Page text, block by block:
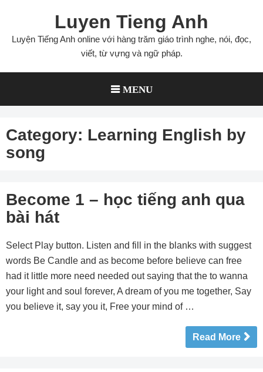
content
Luyen Tieng Anh
Luyện Tiếng Anh online với hàng trăm giáo trình nghe, nói, đọc,
viết, từ vựng và ngữ pháp.
MENU
Category: Learning English by
song
Become 1 – học tiếng anh qua
bài hát
Select Play button. Listen and fill in the blanks with suggest
words Be Candle and as become before believe can free
had it little more need needed out saying that the to wanna
your light and soul forever, A dream of you me together, Say
you believe it, say you it, Free your mind of …
Read More